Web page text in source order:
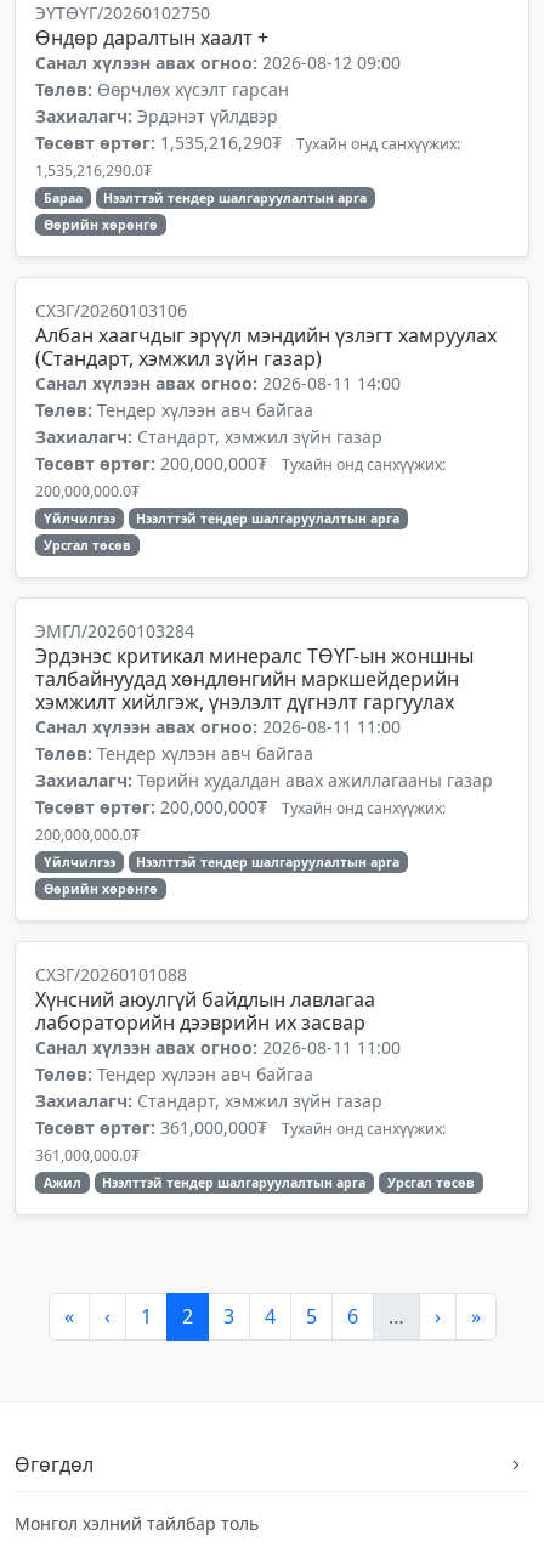
ЭҮТӨҮГ/20260102750
Өндөр даралтын хаалт +
Санал хүлээн авах огноо: 2026-08-12 09:00
Төлөв: Өөрчлөх хүсэлт гарсан
Захиалагч: Эрдэнэт үйлдвэр
Төсөвт өртөг: 1,535,216,290₮ Тухайн онд санхүүжих:
1,535,216,290.0₮
Бараа
Нээлттэй тендер шалгаруулалтын арга
Өөрийн хөрөнгө
СХЗГ/20260103106
Албан хаагчдыг эрүүл мэндийн үзлэгт хамруулах
(Стандарт, хэмжил зүйн газар)
Санал хүлээн авах огноо: 2026-08-11 14:00
Төлөв: Тендер хүлээн авч байгаа
Захиалагч: Стандарт, хэмжил зүйн газар
Төсөвт өртөг: 200,000,000₮ Тухайн онд санхүүжих:
200,000,000.0₮
Үйлчилгээ
Нээлттэй тендер шалгаруулалтын арга
Урсгал төсөв
ЭМГЛ/20260103284
Эрдэнэс критикал минералс ТӨҮГ-ын жоншны
талбайнуудад хөндлөнгийн маркшейдерийн
хэмжилт хийлгэж, үнэлэлт дүгнэлт гаргуулах
Санал хүлээн авах огноо: 2026-08-11 11:00
Төлөв: Тендер хүлээн авч байгаа
Захиалагч: Төрийн худалдан авах ажиллагааны газар
Төсөвт өртөг: 200,000,000₮ Тухайн онд санхүүжих:
200,000,000.0₮
Үйлчилгээ
Нээлттэй тендер шалгаруулалтын арга
Өөрийн хөрөнгө
СХЗГ/20260101088
Хүнсний аюулгүй байдлын лавлагаа
лабораторийн дээврийн их засвар
Санал хүлээн авах огноо: 2026-08-11 11:00
Төлөв: Тендер хүлээн авч байгаа
Захиалагч: Стандарт, хэмжил зүйн газар
Төсөвт өртөг: 361,000,000₮ Тухайн онд санхүүжих:
361,000,000.0₮
Ажил Нээлттэй тендер шалгаруулалтын арга Урсгал төсөв
« ‹ 1 2 3 4 5 6 … › »
Өгөгдөл
Монгол хэлний тайлбар толь